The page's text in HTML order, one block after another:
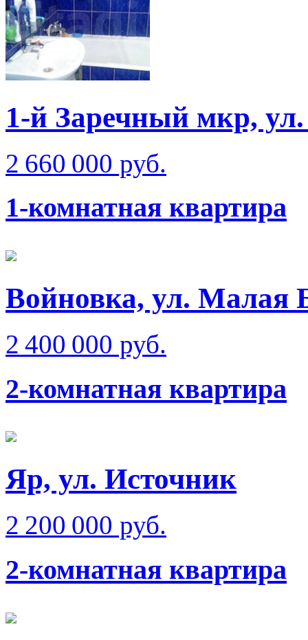
1-й Заречный мкр, ул.
2 660 000 руб.
1-комнатная квартира
Войновка, ул. Малая
2 400 000 руб.
2-комнатная квартира
Яр, ул. Источник
2 200 000 руб.
2-комнатная квартира